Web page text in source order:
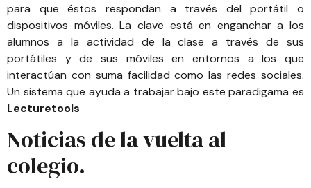
para que éstos respondan a través del portátil o
dispositivos móviles. La clave está en enganchar a los
alumnos a la actividad de la clase a través de sus
portátiles y de sus móviles en entornos a los que
interactúan con suma facilidad como las redes sociales.
Un sistema que ayuda a trabajar bajo este paradigama es
Lecturetools
Noticias de la vuelta al
colegio.